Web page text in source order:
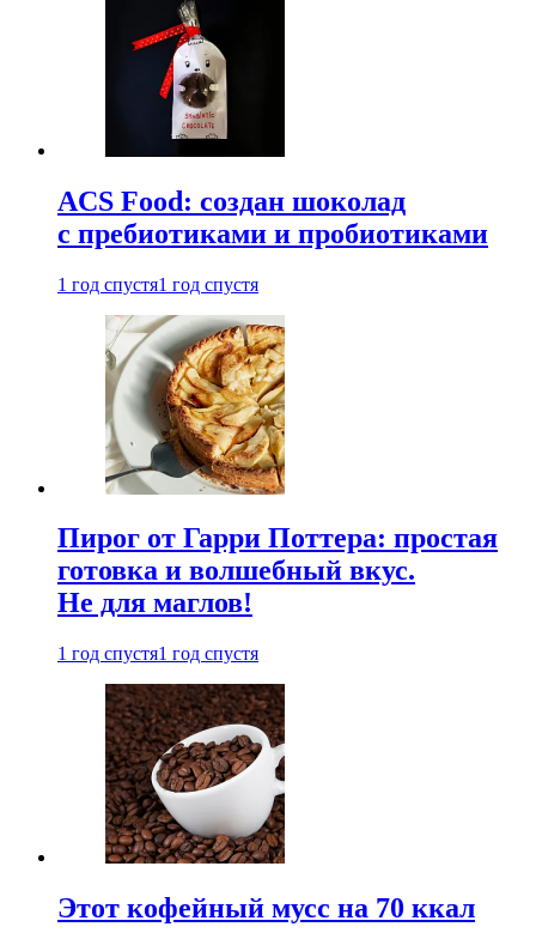
ACS Food: создан шоколад
с пребиотиками и пробиотиками
1 год спустя1 год спустя
Пирог от Гарри Поттера: простая
готовка и волшебный вкус.
Не для маглов!
1 год спустя1 год спустя
Этот кофейный мусс на 70 ккал